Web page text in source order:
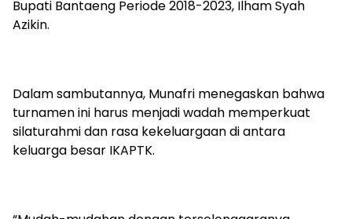
Bupati Bantaeng Periode 2018-2023, Ilham Syah
Azikin.
Dalam sambutannya, Munafri menegaskan bahwa
turnamen ini harus menjadi wadah memperkuat
silaturahmi dan rasa kekeluargaan di antara
keluarga besar IKAPTK.